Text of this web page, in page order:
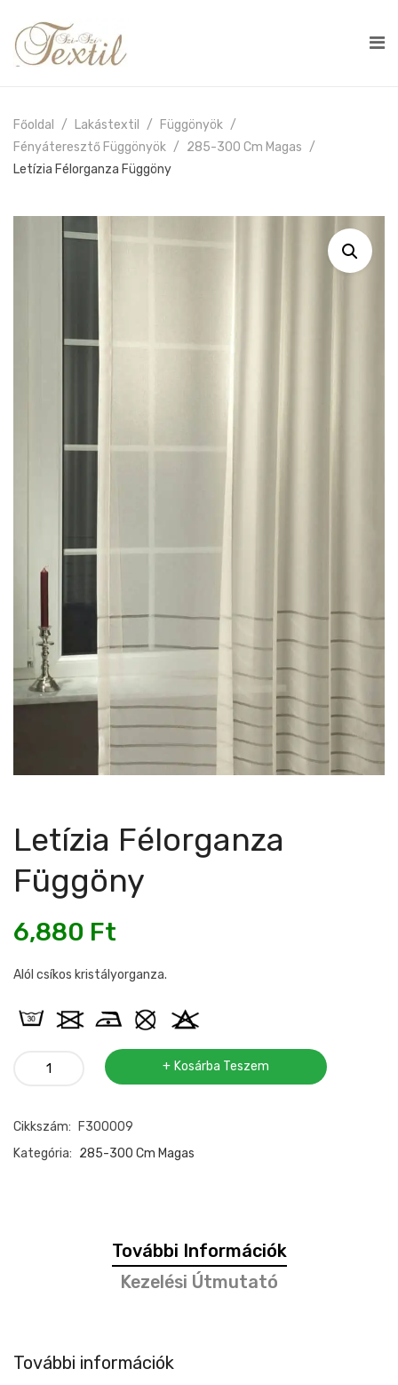
Főoldal Lakástextil
Függönyök
Fényáteresztő Függönyök
285-300 Cm Magas
Letízia Félorganza Függöny
Letízia Félorganza
Függöny
6,880 Ft
Alól csíkos kristályorganza.
Letízia
mennyiség
Kosárba Teszem
Cikkszám:
F300009
Kategória: 285-300 Cm Magas
További Információk
Kezelési Útmutató
További információk